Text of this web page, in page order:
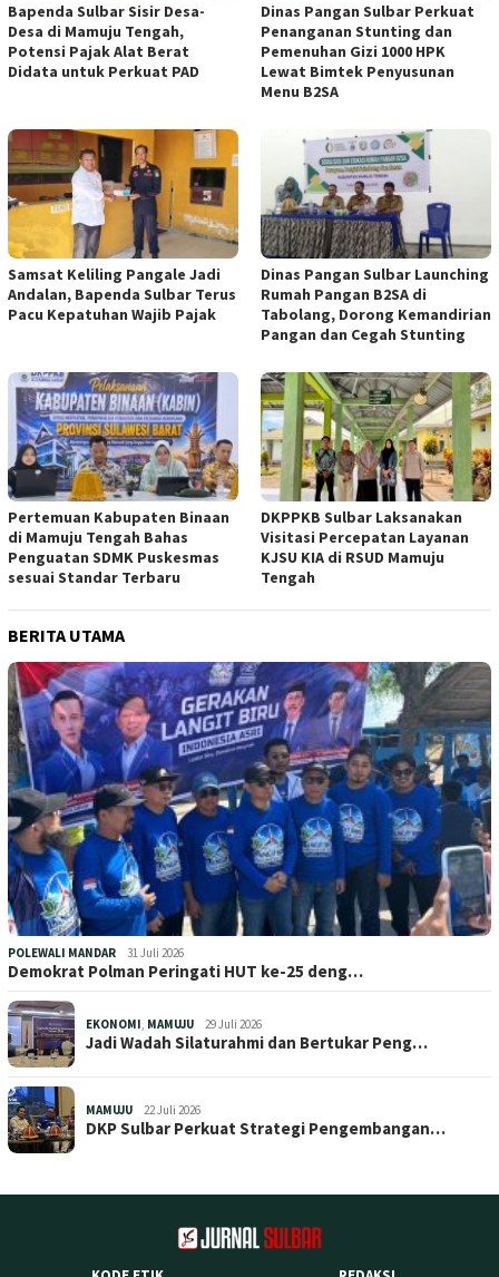
Bapenda Sulbar Sisir Desa-
Desa di Mamuju Tengah,
Potensi Pajak Alat Berat
Didata untuk Perkuat PAD
Dinas Pangan Sulbar Perkuat
Penanganan Stunting dan
Pemenuhan Gizi 1000 HPK
Lewat Bimtek Penyusunan
Menu B2SA
Samsat Keliling Pangale Jadi
Andalan, Bapenda Sulbar Terus
Pacu Kepatuhan Wajib Pajak
Dinas Pangan Sulbar Launching
Rumah Pangan B2SA di
Tabolang, Dorong Kemandirian
Pangan dan Cegah Stunting
Pertemuan Kabupaten Binaan
di Mamuju Tengah Bahas
Penguatan SDMK Puskesmas
sesuai Standar Terbaru
DKPPKB Sulbar Laksanakan
Visitasi Percepatan Layanan
KJSU KIA di RSUD Mamuju
Tengah
BERITA UTAMA
POLEWALI MANDAR 31 Juli 2026
Demokrat Polman Peringati HUT ke-25 deng…
EKONOMI, MAMUJU 29 Juli 2026
Jadi Wadah Silaturahmi dan Bertukar Peng…
MAMUJU 22 Juli 2026
DKP Sulbar Perkuat Strategi Pengembangan…